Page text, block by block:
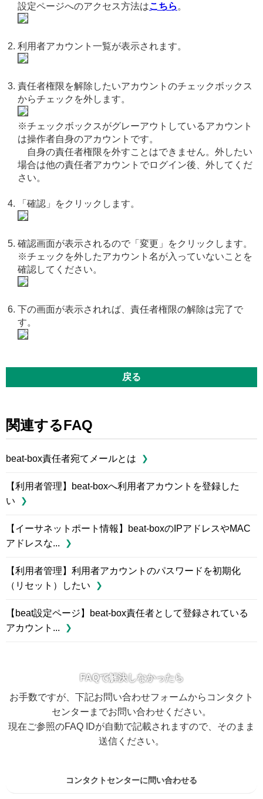
設定ページへのアクセス方法はこちら 。
利用者アカウント一覧が表示されます。
責任者権限を解除したいアカウントのチェックボックス
からチェックを外します。
※チェックボックスがグレーアウトしているアカウント
は操作者自身のアカウントです。
自身の責任者権限を外すことはできません。外したい
場合は他の責任者アカウントでログイン後、外してくだ
さい。
「確認」をクリックします。
確認画面が表示されるので「変更」をクリックします。
※チェックを外したアカウント名が入っていないことを
確認してください。
下の画面が表示されれば、責任者権限の解除は完了で
す。
戻る
関連するFAQ
beat-box責任者宛てメールとは
【利用者管理】beat-boxへ利用者アカウントを登録した
い
【イーサネットポート情報】beat-boxのIPアドレスやMAC
アドレスな...
【利用者管理】利用者アカウントのパスワードを初期化
（リセット）したい
【beat設定ページ】beat-box責任者として登録されている
アカウント...
FAQで解決しなかったら
お手数ですが、下記お問い合わせフォームからコンタクト
センターまでお問い合わせください。
現在ご参照のFAQ IDが自動で記載されますので、そのまま
送信ください。
コンタクトセンターに問い合わせる